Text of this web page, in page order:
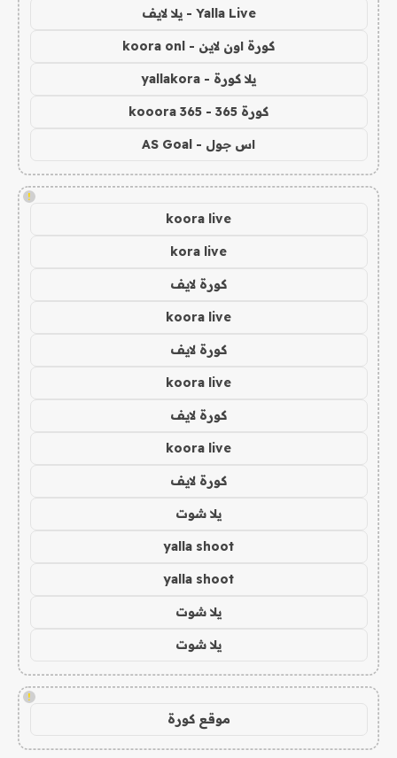
Yalla Live - يلا لايف
كورة اون لاين - koora onl
يلا كورة - yallakora
كورة 365 - kooora 365
اس جول - AS Goal
!
koora live
kora live
كورة لايف
koora live
كورة لايف
koora live
كورة لايف
koora live
كورة لايف
يلا شوت
yalla shoot
yalla shoot
يلا شوت
يلا شوت
!
موقع كورة